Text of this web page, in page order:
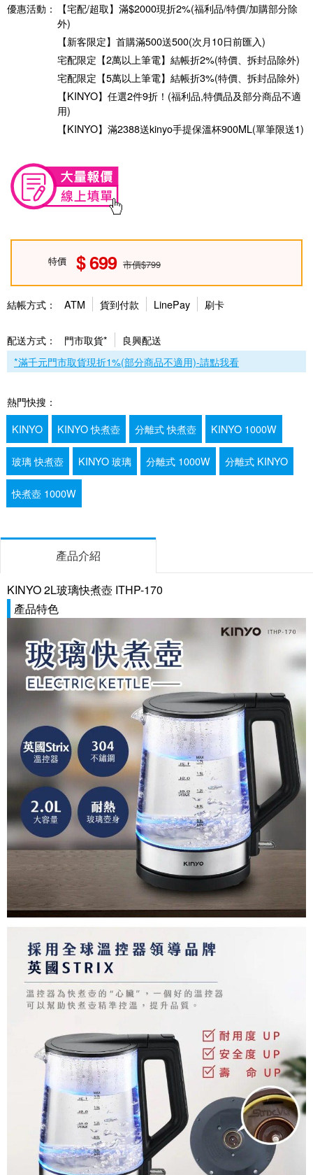
優惠活動：
【宅配/超取】滿$2000現折2%(福利品/特價/加購部分除
外)
【新客限定】首購滿500送500(次月10日前匯入)
宅配限定【2萬以上筆電】結帳折2%(特價、拆封品除外)
宅配限定【5萬以上筆電】結帳折3%(特價、拆封品除外)
【KINYO】任選2件9折！(福利品,特價品及部分商品不適
用)
【KINYO】滿2388送kinyo手提保溫杯900ML(單筆限送1)
特價 699 市價$799
結帳方式： ATM 貨到付款 LinePay 刷卡
配送方式： 門市取貨*
良興配送
*滿千元門市取貨現折1%(部分商品不適用)-請點我看
熱門快搜：
KINYO
KINYO 快煮壺 分離式 快煮壺 KINYO 1000W
玻璃 快煮壺 KINYO 玻璃 分離式 1000W 分離式 KINYO
快煮壺 1000W
產品介紹
KINYO 2L玻璃快煮壺 ITHP-170
產品特色